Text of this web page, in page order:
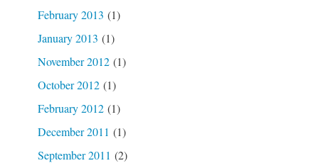
February 2013 (1)
January 2013 (1)
November 2012(1)
October 2012(1)
February 2012(1)
December 2011 (1)
September 2011 (2)